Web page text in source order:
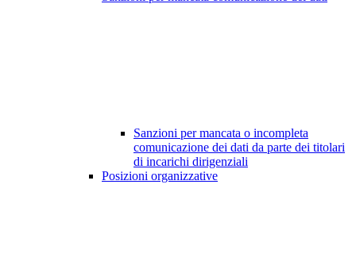
Sanzioni per mancata o incompleta
comunicazione dei dati da parte dei titolari
di incarichi dirigenziali
Posizioni organizzative